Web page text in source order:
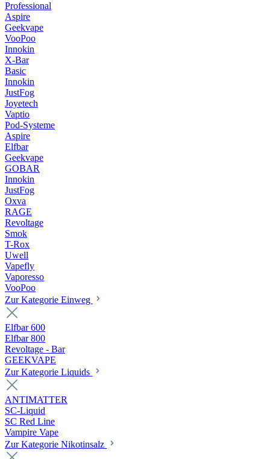
Professional
Aspire
Geekvape
VooPoo
Innokin
X-Bar
Basic
Innokin
JustFog
Joyetech
Vaptio
Pod-Systeme
Aspire
Elfbar
Geekvape
GOBAR
Innokin
JustFog
Oxva
RAGE
Revoltage
Smok
T-Rox
Uwell
Vapefly
Vaporesso
VooPoo
Zur Kategorie Einweg
Elfbar 600
Elfbar 800
Revoltage - Bar
GEEKVAPE
Zur Kategorie Liquids
ANTIMATTER
SC-Liquid
SC Red Line
Vampire Vape
Zur Kategorie Nikotinsalz